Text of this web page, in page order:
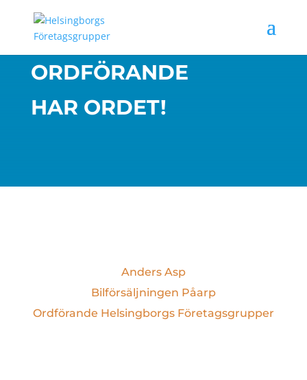
ORDFÖRANDE
HAR ORDET!
Anders Asp
Bilförsäljningen Påarp
Ordförande Helsingborgs Företagsgrupper